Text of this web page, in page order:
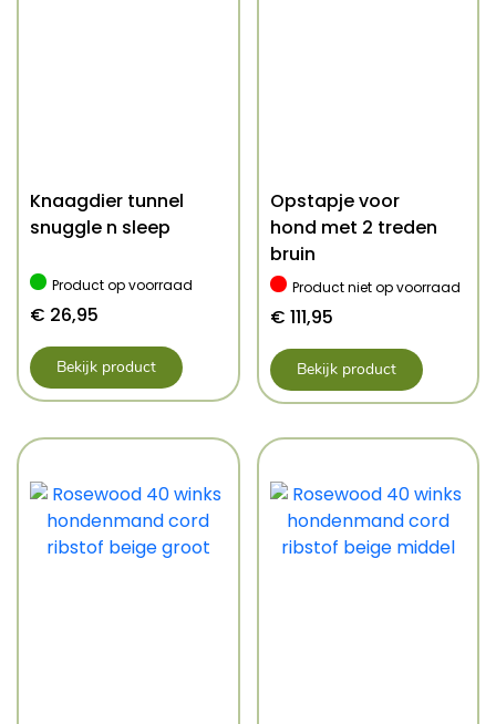
Knaagdier tunnel
snuggle n sleep
Product op voorraad
€ 26,95
Bekijk product
Opstapje voor
hond met 2 treden
bruin
Product niet op voorraad
€ 111,95
Bekijk product